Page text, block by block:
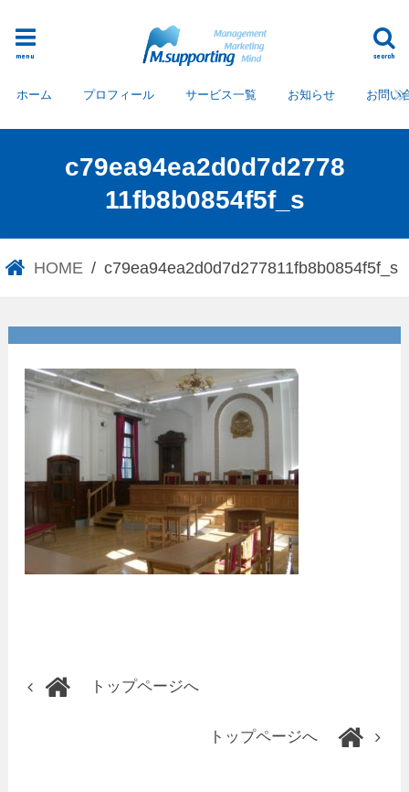
search
menu
ホーム プロフィール サービス一覧 お知らせ お問い
c79ea94ea2d0d7d2778
11fb8b0854f5f_s
HOME c79ea94ea2d0d7d277811fb8b0854f5f_s
c79ea94ea2d0d7d277811fb8b0
トップページへ
トップページへ